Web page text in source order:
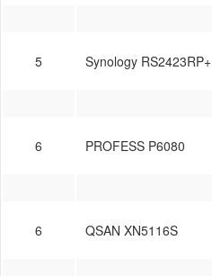
5 Synology RS2423RP+
6 PROFESS P6080
6 QSAN XN5116S